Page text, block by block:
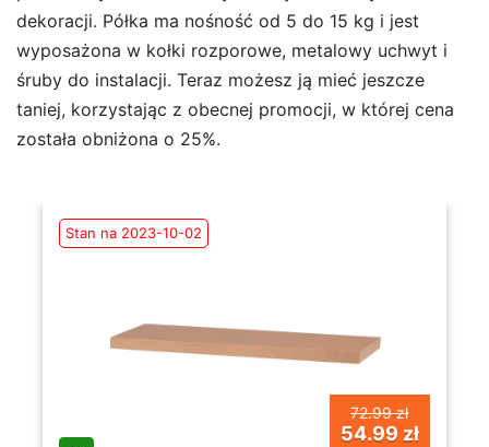
dekoracji. Półka ma nośność od 5 do 15 kg i jest
wyposażona w kołki rozporowe, metalowy uchwyt i
śruby do instalacji. Teraz możesz ją mieć jeszcze
taniej, korzystając z obecnej promocji, w której cena
została obniżona o 25%.
Stan na 2023-10-02
72.99 zł
54.99 zł